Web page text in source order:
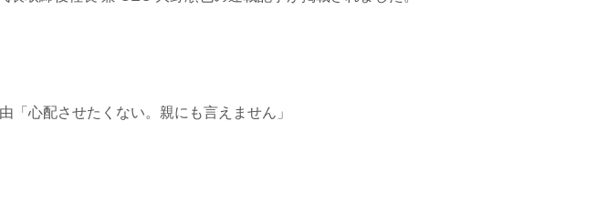
心配させたくない。親にも言えません」